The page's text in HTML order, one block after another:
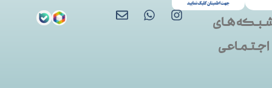
های
اجتماعی